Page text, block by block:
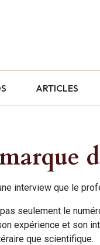
ARTICLES
interview que le
seulement le
expérience et son
que scientifique.